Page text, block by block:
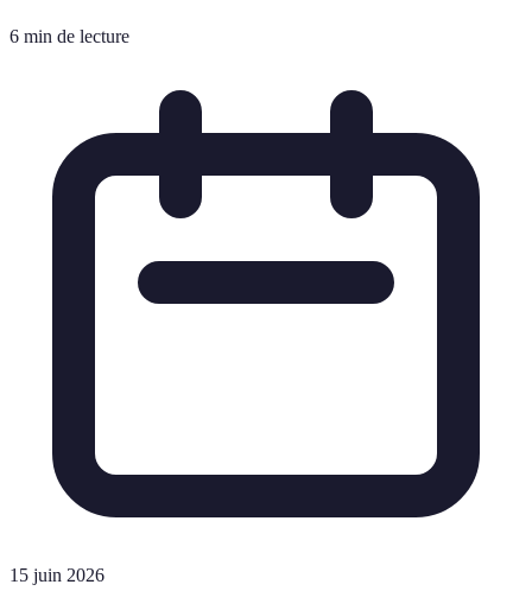
6 min de lecture
15 juin 2026